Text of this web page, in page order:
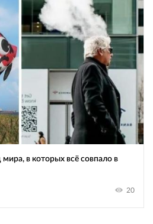
в которых всё совпало в
20